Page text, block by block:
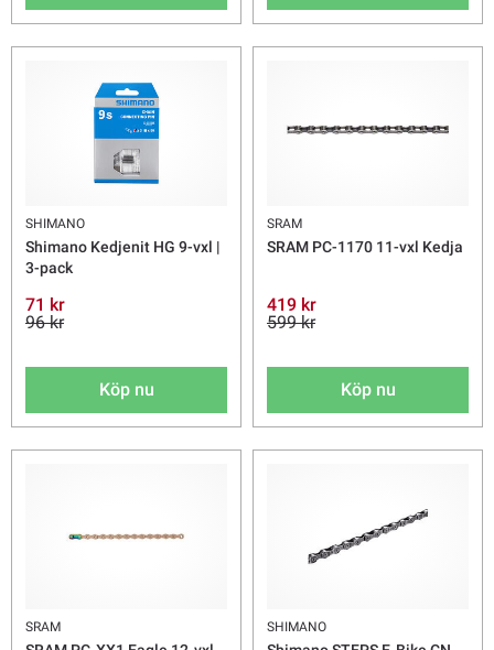
SHIMANO
Shimano Kedjenit HG 9-vxl |
3-pack
71 kr
96 kr
Köp nu
SRAM
SRAM PC-1170 11-vxl Kedja
419 kr
599 kr
Köp nu
SRAM SHIMANO